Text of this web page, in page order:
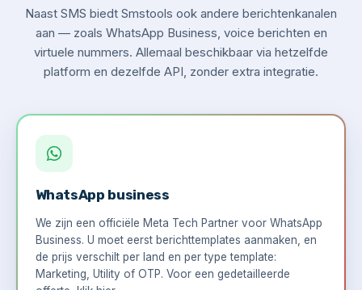
Naast SMS biedt Smstools ook andere berichtenkanalen
aan — zoals WhatsApp Business, voice berichten en
virtuele nummers. Allemaal beschikbaar via hetzelfde
platform en dezelfde API, zonder extra integratie.
WhatsApp business
We zijn een officiële Meta Tech Partner voor WhatsApp
Business. U moet eerst berichttemplates aanmaken, en
de prijs verschilt per land en per type template:
Marketing, Utility of OTP. Voor een gedetailleerde